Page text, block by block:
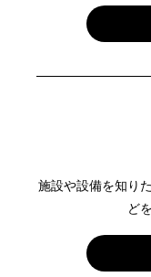
施設や設備を知り
ど